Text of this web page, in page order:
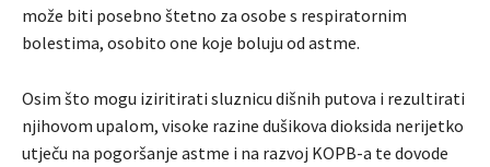
može biti posebno štetno za osobe s respiratornim
bolestima, osobito one koje boluju od astme.
Osim što mogu iziritirati sluznicu dišnih putova i rezultirati
njihovom upalom, visoke razine dušikova dioksida nerijetko
utječu na pogoršanje astme i na razvoj KOPB-a te dovode